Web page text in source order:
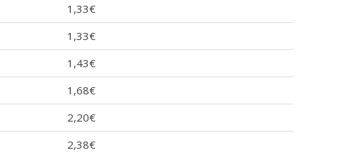
1,33€
1,33€
1,43€
1,68€
2,20€
2,38€